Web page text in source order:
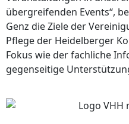
übergreifenden Events“,
Genz die Ziele der
Pflege der Heidelberger
Fokus wie der fachliche
gegenseitige